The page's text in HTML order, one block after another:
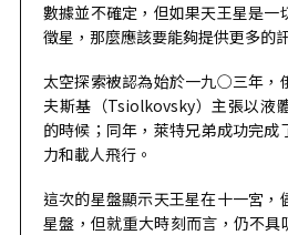
數據並不確定，但如果天王星是一
徵星，那麼應該要能夠提供更多的
太空探索被認為始於一九○三年，
夫斯基（Tsiolkovsky）主張以液
的時候；同年，萊特兄弟成功完成
力和載人飛行。
這次的星盤顯示天王星在十一宮，
星盤，但就重大時刻而言，仍不具